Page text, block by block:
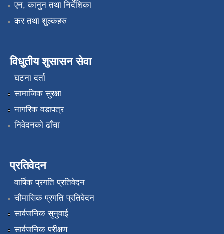
एन, कानुन तथा निर्देशिका
कर तथा शुल्कहरु
विधुतीय शुसासन सेवा
घटना दर्ता
सामाजिक सुरक्षा
नागरिक वडापत्र
निवेदनको ढाँचा
प्रतिवेदन
वार्षिक प्रगति प्रतिवेदन
चौमासिक प्रगति प्रतिवेदन
सार्वजनिक सुनुवाई
सार्वजनिक परीक्षण